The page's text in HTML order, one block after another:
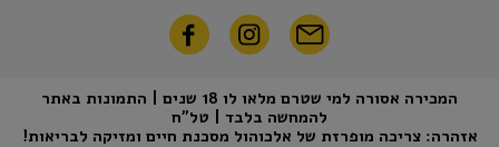
המכירה אסורה למי שטרם מלאו לו 18 שנים | התמונות באתר
להמחשה בלבד | טל"ח
אזהרה: צריכה מופרזת של אלכוהול מסכנת חיים ומזיקה לבריאות!